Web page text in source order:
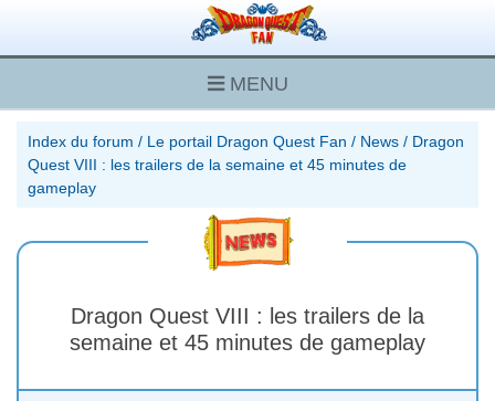
MENU
Index du forum / Le portail Dragon Quest Fan / News / Dragon
Quest VIII : les trailers de la semaine et 45 minutes de
gameplay
Dragon Quest VIII : les trailers de la
semaine et 45 minutes de gameplay